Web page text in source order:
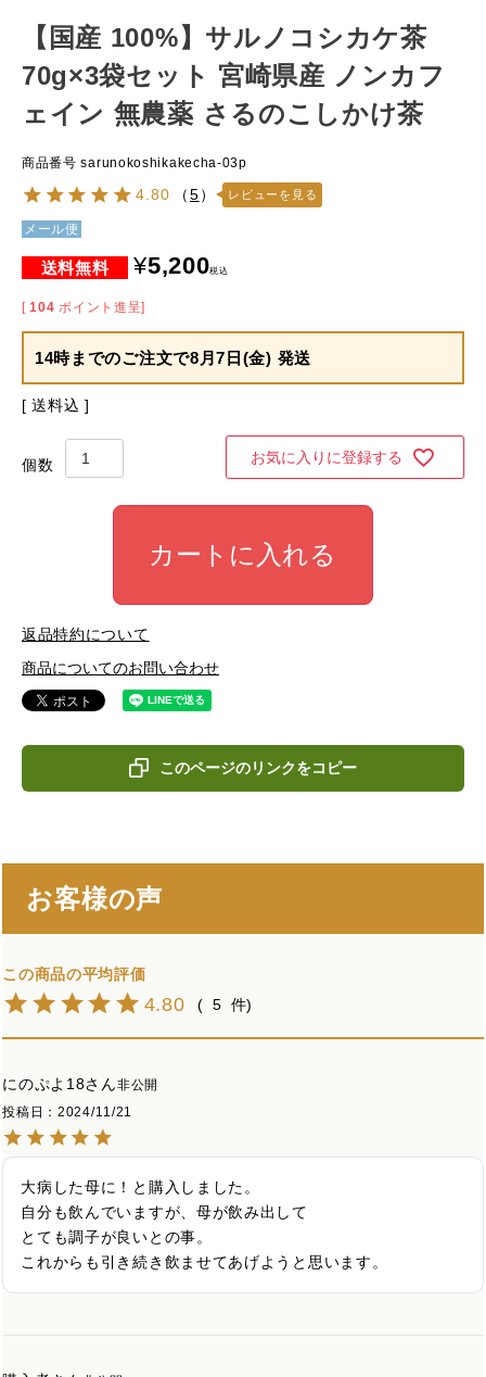
【国産 100%】サルノコシカケ茶
70g×3袋セット 宮崎県産 ノンカフ
ェイン 無農薬 さるのこしかけ茶
商品番号 sarunokoshikakecha-03p
4.80 （5） レビューを見る
メール便
¥5,200税込
[ 104 ポイント進呈]
14時までのご注文で8月7日(金) 発送
送料込
お気に入りに登録する
カートに入れる
返品特約について
商品についてのお問い合わせ
このページのリンクをコピー
お客様の声
4.80 5
にのぷよ18
非公開
投稿日
2024/11/21
大病した母に！と購入しました。
自分も飲んでいますが、母が飲み出して
とても調子が良いとの事。
これからも引き続き飲ませてあげようと思います。